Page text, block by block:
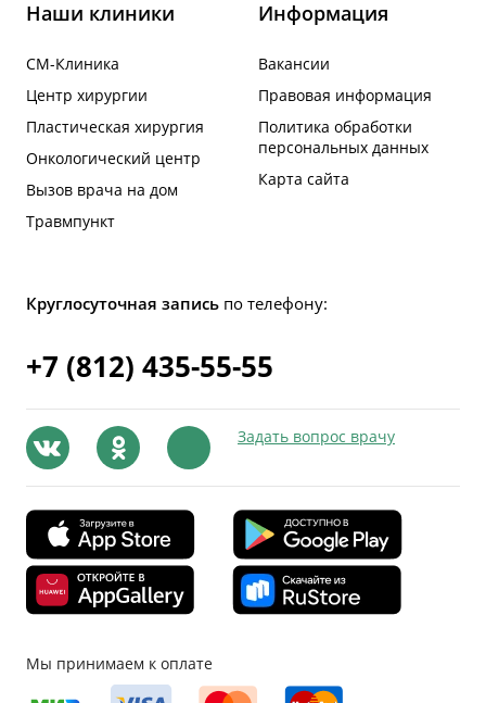
Наши клиники
СМ-Клиника
Центр хирургии
Пластическая хирургия
Онкологический центр
Вызов врача на дом
Травмпункт
Информация
Вакансии
Правовая информация
Политика обработки
персональных данных
Карта сайта
Круглосуточная запись по телефону:
+7 (812) 435-55-55
Задать вопрос врачу
Мы принимаем к оплате